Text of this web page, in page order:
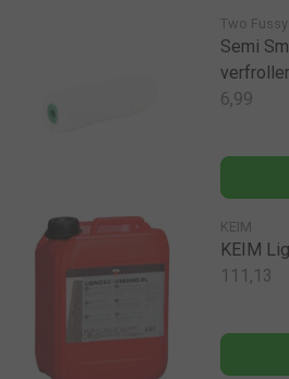
Two
Semi
verfroller
6,99
KEIM
KEIM
111,13